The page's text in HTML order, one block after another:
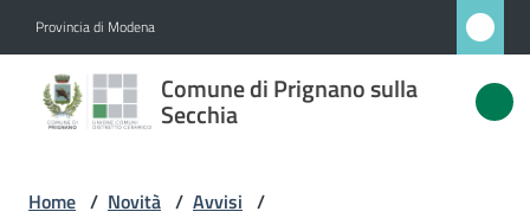
Provincia di Modena
Comune di Prignano sulla
Secchia
Comune
di
sulla
Home / Novità / Avvisi /